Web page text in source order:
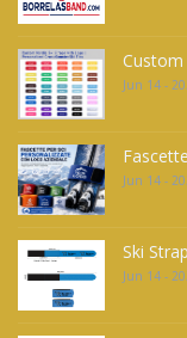
Custom
Jun 14 -
Jun 14 -
Ski
Jun 14 -